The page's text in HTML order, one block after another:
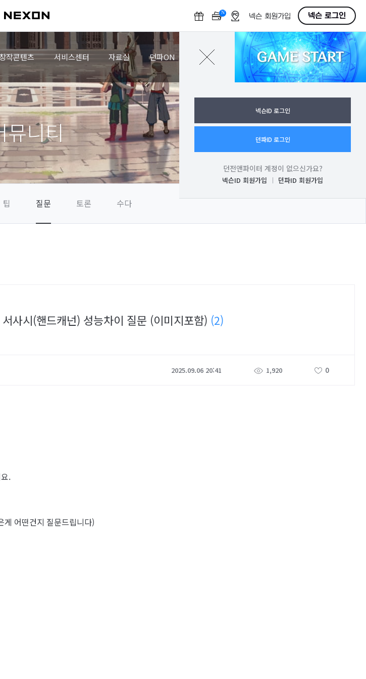
N
F
넥슨 회원가입 넥슨 로그인
작콘텐츠 서비스센터 자료실 던파ON GAME START
로그인
넥슨ID 로그인
던파ID 로그인
던전앤파이터 계정이 없으신가요?
넥슨ID 회원가입 던파ID 회원가입
뮤니티
팁 질문 토론 수다
사시(핸드캐넌) 성능차이 질문 (이미지포함) (2)
2025.09.06 20:41 1,920 0
.
어떤건지 질문드립니다)